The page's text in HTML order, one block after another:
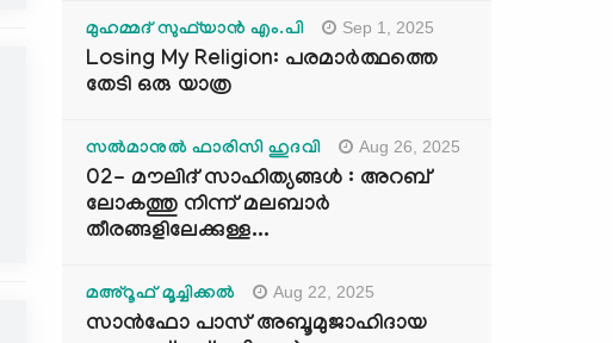
മുഹമ്മദ് സുഫ്‌യാൻ എം.പി Sep 1, 2025
Losing My Religion: പരമാർത്ഥത്തെ
തേടി ഒരു യാത്ര
സൽമാനുൽ ഫാരിസി ഹുദവി Aug 26, 2025
02- മൗലിദ് സാഹിത്യങ്ങൾ : അറബ്
ലോകത്തു നിന്ന് മലബാർ
തീരങ്ങളിലേക്കുള്ള...
മഅ്റൂഫ് മൂച്ചിക്കല്‍ Aug 22, 2025
സാൻഫോ പാസ് അബൂമുജാഹിദായ